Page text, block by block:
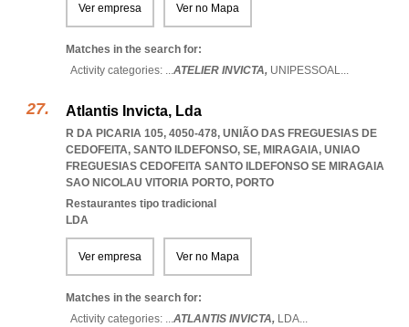
Ver empresa Ver no Mapa
Matches in the search for:
Activity categories: ...ATELIER INVICTA, UNIPESSOAL...
Atlantis Invicta, Lda
R DA PICARIA 105, 4050-478, UNIÃO DAS FREGUESIAS DE
CEDOFEITA, SANTO ILDEFONSO, SE, MIRAGAIA, UNIAO
FREGUESIAS CEDOFEITA SANTO ILDEFONSO SE MIRAGAIA
SAO NICOLAU VITORIA PORTO, PORTO
Restaurantes tipo tradicional
LDA
Ver empresa Ver no Mapa
Matches in the search for:
Activity categories: ...ATLANTIS INVICTA, LDA...